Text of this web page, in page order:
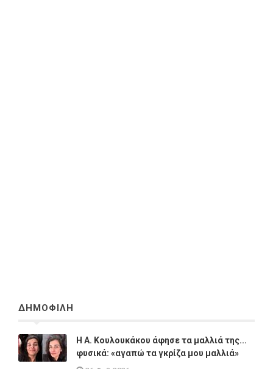
ΔΗΜΟΦΙΛΗ
Η A. Κουλουκάκου άφησε τα μαλλιά της...
φυσικά: «αγαπώ τα γκρίζα μου μαλλιά»